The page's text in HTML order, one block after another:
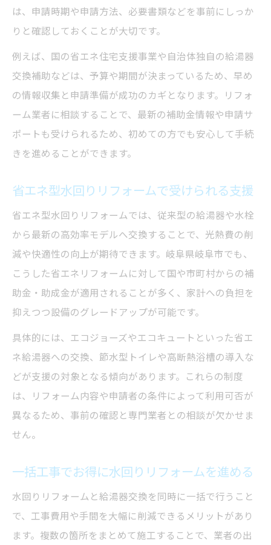
は、申請時期や申請方法、必要書類などを事前にしっか
りと確認しておくことが大切です。
例えば、国の省エネ住宅支援事業や自治体独自の給湯器
交換補助などは、予算や期間が決まっているため、早め
の情報収集と申請準備が成功のカギとなります。リフォ
ーム業者に相談することで、最新の補助金情報や申請サ
ポートも受けられるため、初めての方でも安心して手続
きを進めることができます。
省エネ型水回りリフォームで受けられる支援
省エネ型水回りリフォームでは、従来型の給湯器や水栓
から最新の高効率モデルへ交換することで、光熱費の削
減や快適性の向上が期待できます。岐阜県岐阜市でも、
こうした省エネリフォームに対して国や市町村からの補
助金・助成金が適用されることが多く、家計への負担を
抑えつつ設備のグレードアップが可能です。
具体的には、エコジョーズやエコキュートといった省エ
ネ給湯器への交換、節水型トイレや高断熱浴槽の導入な
どが支援の対象となる傾向があります。これらの制度
は、リフォーム内容や申請者の条件によって利用可否が
異なるため、事前の確認と専門業者との相談が欠かせま
せん。
一括工事でお得に水回りリフォームを進める
水回りリフォームと給湯器交換を同時に一括で行うこと
で、工事費用や手間を大幅に削減できるメリットがあり
ます。複数の箇所をまとめて施工することで、業者の出